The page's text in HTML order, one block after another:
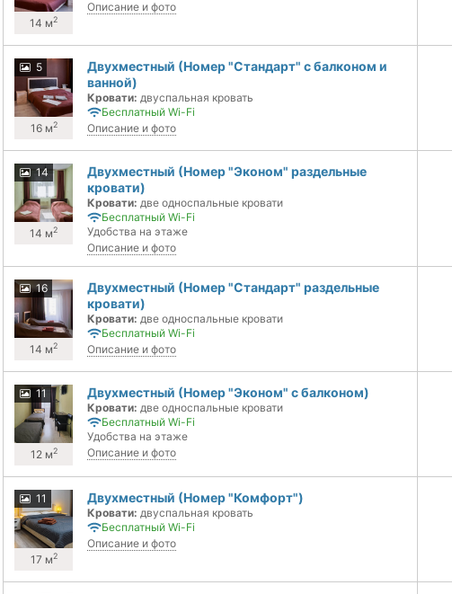
14 м2
Описание и фото
5
16 м2
Двухместный (Номер "Стандарт" с балконом и
ванной)
Кровати: двуспальная кровать
Бесплатный Wi-Fi
Описание и фото
14
14 м2
Двухместный (Номер "Эконом" раздельные
кровати)
Кровати: две односпальные кровати
Бесплатный Wi-Fi
Удобства на этаже
Описание и фото
16
14 м2
Двухместный (Номер "Стандарт" раздельные
кровати)
Кровати: две односпальные кровати
Бесплатный Wi-Fi
Описание и фото
11
12 м2
Двухместный (Номер "Эконом" с балконом)
Кровати: две односпальные кровати
Бесплатный Wi-Fi
Удобства на этаже
Описание и фото
11
17 м2
Двухместный (Номер "Комфорт")
Кровати: двуспальная кровать
Бесплатный Wi-Fi
Описание и фото